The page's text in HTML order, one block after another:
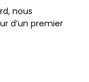
nous
d’un premier